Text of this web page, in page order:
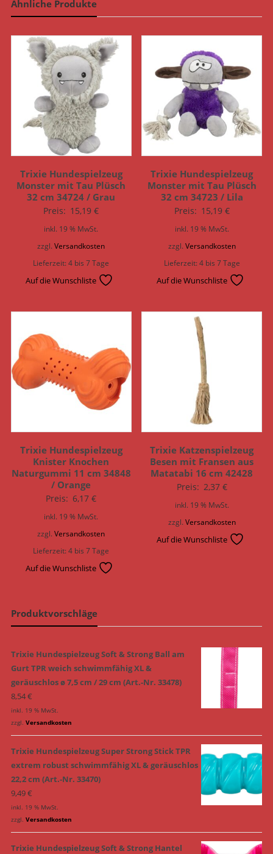
Ähnliche Produkte
Trixie Hundespielzeug
Monster mit Tau Plüsch
32 cm 34724 / Grau
Preis: 15,19€
inkl. 19 % MwSt.
zzgl.Versandkosten
Lieferzeit:4 bis 7 Tage
Auf die Wunschliste
Trixie Hundespielzeug
Monster mit Tau Plüsch
32 cm 34723 / Lila
Preis: 15,19 €
inkl. 19 % MwSt.
zzgl. Versandkosten
Lieferzeit:4 bis 7 Tage
Auf die Wunschliste
Trixie Hundespielzeug
Knister Knochen
Naturgummi 11 cm 34848
/ Orange
Preis: 6,17€
inkl. 19 % MwSt.
zzgl.Versandkosten
Lieferzeit:4 bis 7 Tage
Auf die Wunschliste
Trixie Katzenspielzeug
Besen mit Fransen aus
Matatabi 16 cm 42428
Preis: 2,37 €
inkl. 19 % MwSt.
zzgl. Versandkosten
Auf die Wunschliste
Produktvorschläge
Trixie Hundespielzeug Soft & Strong Ball am
Gurt TPR weich schwimmfähig XL &
geräuschlos ø 7,5 cm / 29 cm (Art.-Nr. 33478)
8,54€
inkl. 19 % MwSt.
zzgl. Versandkosten
Trixie Hundespielzeug Super Strong Stick TPR
extrem robust schwimmfähig XL & geräuschlos
22,2 cm (Art.-Nr. 33470)
9,49€
inkl. 19 % MwSt.
zzgl. Versandkosten
Trixie Hundespielzeug Soft & Strong Hantel